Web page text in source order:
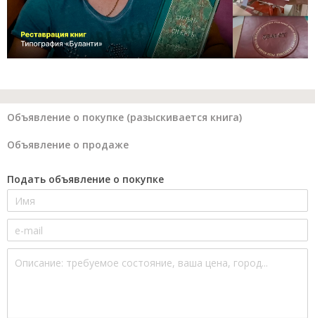
Объявление о покупке (разыскивается книга)
Объявление о продаже
Подать объявление о покупке